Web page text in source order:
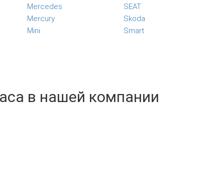
Mercedes
Mercury
Mini
SEAT
Skoda
Smart
в нашей компании